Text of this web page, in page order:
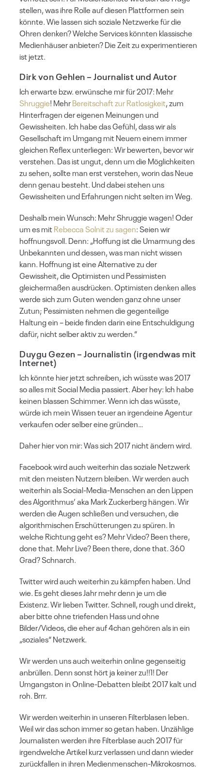
stellen, was ihre Rolle auf diesen Plattformen sein
könnte. Wie lassen sich soziale Netzwerke für die
Ohren denken? Welche Services könnten klassische
Medienhäuser anbieten? Die Zeit zu experimentieren
ist jetzt.
Dirk von Gehlen – Journalist und Autor
Ich erwarte bzw. erwünsche mir für 2017: Mehr
Shruggie! MehrBereitschaft zur Ratlosigkeit, zum
Hinterfragen der eigenen Meinungen und
Gewissheiten. Ich habe das Gefühl, dass wir als
Gesellschaft im Umgang mit Neuem einem immer
gleichen Reflex unterliegen: Wir bewerten, bevor wir
verstehen. Das ist ungut, denn um die Möglichkeiten
zu sehen, sollte man erst verstehen, worin das Neue
denn genau besteht. Und dabei stehen uns
Gewissheiten und Erfahrungen nicht selten im Weg.
Deshalb mein Wunsch: Mehr Shruggie wagen! Oder
um es mitRebecca Solnit zu sagen: Seien wir
hoffnungsvoll. Denn: „Hoffung ist die Umarmung des
Unbekannten und dessen, was man nicht wissen
kann. Hoffnung ist eine Alternative zu der
Gewissheit, die Optimisten und Pessimisten
gleichermaßen ausdrücken. Optimisten denken alles
werde sich zum Guten wenden ganz ohne unser
Zutun; Pessimisten nehmen die gegenteilige
Haltung ein – beide finden darin eine Entschuldigung
dafür, nicht selber aktiv zu werden.“
Duygu Gezen – Journalistin (irgendwas mit
Internet)
Ich könnte hier jetzt schreiben, ich wüsste was 2017
so alles mit Social Media passiert. Aber hey: Ich habe
keinen blassen Schimmer. Wenn ich das wüsste,
würde ich mein Wissen teuer an irgendeine Agentur
verkaufen oder selber eine gründen…
Daher hier von mir: Was sich 2017 nicht ändern wird.
Facebook wird auch weiterhin das soziale Netzwerk
mit den meisten Nutzern bleiben. Wir werden auch
weiterhin als Social-Media-Menschen an den Lippen
des Algorithmus’ aka Mark Zuckerberg hängen. Wir
werden die Augen schließen und versuchen, die
algorithmischen Erschütterungen zu spüren. In
welche Richtung geht es? Mehr Video? Been there,
done that. Mehr Live? Been there, done that. 360
Grad? Schnarch.
Twitter wird auch weiterhin zu kämpfen haben. Und
wie. Es geht dieses Jahr mehr denn je um die
Existenz. Wir lieben Twitter. Schnell, rough und direkt,
aber bitte ohne triefenden Hass und ohne
Bilder/Videos, die eher auf 4chan gehören als in ein
„soziales“ Netzwerk.
Wir werden uns auch weiterhin online gegenseitig
anbrüllen. Denn sonst hört ja keiner zu!!1! Der
Umgangston in Online-Debatten bleibt 2017 kalt und
roh. Brrr.
Wir werden weiterhin in unseren Filterblasen leben.
Weil wir das schon immer so getan haben. Unzählige
Journalisten werden ihre Filterblase auch 2017 für
irgendwelche Artikel kurz verlassen und dann wieder
zurückfallen in ihren Medienmenschen-Mikrokosmos.